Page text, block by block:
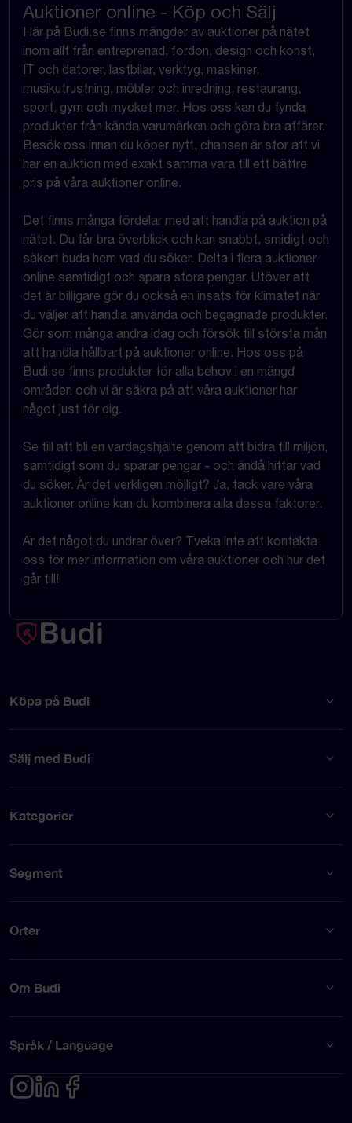
Auktioner online - Köp och Sälj
Här på Budi.se finns mängder av auktioner på nätet
inom allt från entreprenad, fordon, design och konst,
IT och datorer, lastbilar, verktyg, maskiner,
musikutrustning, möbler och inredning, restaurang,
sport, gym och mycket mer. Hos oss kan du fynda
produkter från kända varumärken och göra bra affärer.
Besök oss innan du köper nytt, chansen är stor att vi
har en auktion med exakt samma vara till ett bättre
pris på våra auktioner online.
Det finns många fördelar med att handla på auktion på
nätet. Du får bra överblick och kan snabbt, smidigt och
säkert buda hem vad du söker. Delta i flera auktioner
online samtidigt och spara stora pengar. Utöver att
det är billigare gör du också en insats för klimatet när
du väljer att handla använda och begagnade produkter.
Gör som många andra idag och försök till största mån
att handla hållbart på auktioner online. Hos oss på
Budi.se finns produkter för alla behov i en mängd
områden och vi är säkra på att våra auktioner har
något just för dig.
Se till att bli en vardagshjälte genom att bidra till miljön,
samtidigt som du sparar pengar - och ändå hittar vad
du söker. Är det verkligen möjligt? Ja, tack vare våra
auktioner online kan du kombinera alla dessa faktorer.
Är det något du undrar över? Tveka inte att kontakta
oss för mer information om våra auktioner och hur det
går till!
Köpa på Budi
Sälj med Budi
Kategorier
Segment
Orter
Om Budi
Språk / Language